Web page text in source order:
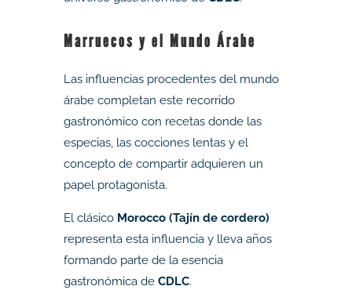
Marruecos y el Mundo Árabe
Las influencias procedentes del mundo
árabe completan este recorrido
gastronómico con recetas donde las
especias, las cocciones lentas y el
concepto de compartir adquieren un
papel protagonista.
El clásico Morocco (Tajín de cordero)
representa esta influencia y lleva años
formando parte de la esencia
gastronómica de CDLC.